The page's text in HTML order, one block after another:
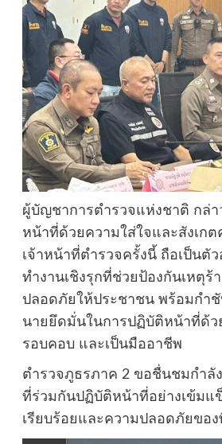
ผู้บัญชาการตำรวจแห่งชาติ กล่า
หน้าที่ด้วยความใส่ใจและสังเก
เจ้าหน้าที่ตำรวจครั้งนี้ ถือเป็นตั
ทำงานเชิงรุกที่ช่วยป้องกันเหตุร้
ปลอดภัยให้ประชาชน พร้อมกำ
นายยึดมั่นในการปฏิบัติหน้าที่ด้ว
รอบคอบ และเป็นมืออาชีพ
ตำรวจภูธรภาค 2 ขอชื่นชมกำลั
ที่ร่วมกันปฏิบัติหน้าที่อย่างเข้มแ
เรียบร้อยและความปลอดภัยขอ